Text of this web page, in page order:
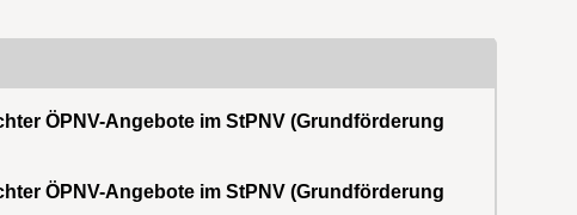
ÖPNV-Angebote im StPNV (Grundförderung
ÖPNV-Angebote im StPNV (Grundförderung